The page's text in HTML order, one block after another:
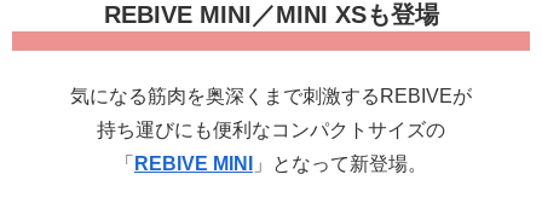
REBIVE MINI／MINI XSも登場
気になる筋肉を奥深くまで刺激するREBIVEが
持ち運びにも便利なコンパクトサイズの
「 REBIVE MINI 」となって新登場。